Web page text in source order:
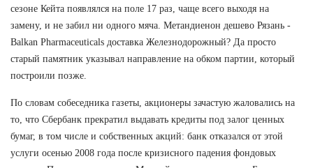
сезоне Кейта появлялся на поле 17 раз, чаще всего выходя на
замену, и не забил ни одного мяча. Метандиенон дешево Рязань -
Balkan Pharmaceuticals доставка Железнодорожный? Да просто
старый памятник указывал направление на обком партии, который
построили позже.
По словам собеседника газеты, акционеры зачастую жаловались на
то, что Сбербанк прекратил выдавать кредиты под залог ценных
бумаг, в том числе и собственных акций: банк отказался от этой
услуги осенью 2008 года после кризисного падения фондовых